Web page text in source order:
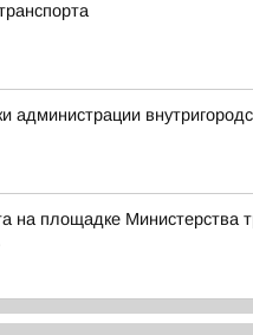
площадке Министерства